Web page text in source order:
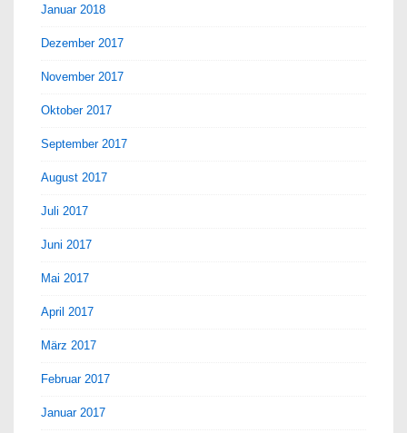
Januar 2018
Dezember 2017
November 2017
Oktober 2017
September 2017
August 2017
Juli 2017
Juni 2017
Mai 2017
April 2017
März 2017
Februar 2017
Januar 2017